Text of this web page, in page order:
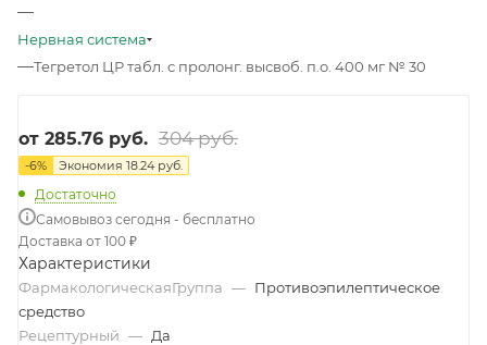
—
Нервная система
—Тегретол ЦР табл. с пролонг. высвоб. п.о. 400 мг № 30
от 285.76 руб. 304 руб.
-6% Экономия 18.24 руб.
Достаточно
Самовывоз сегодня - бесплатно
Доставка от 100 ₽
Характеристики
ФармакологическаяГруппа — Противоэпилептическое
средство
Рецептурный — Да